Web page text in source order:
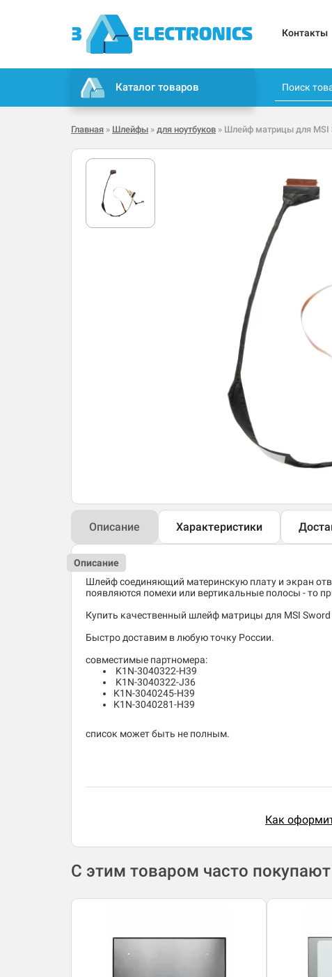
Контакты
Каталог товаров
Главная » Шлейфы » для ноутбуков » Шлейф матрицы для MSI
Описание Характеристики
Описание
Шлейф соединяющий материнскую плату и экран
появляются помехи или вертикальные полосы - то
Купить качественный шлейф матрицы для MSI
Быстро доставим в любую точку России.
совместимые партномера:
K1N-3040322-H39
K1N-3040322-J36
K1N-3040245-H39
K1N-3040281-H39
список может быть не полным.
Как
С этим товаром часто покупают